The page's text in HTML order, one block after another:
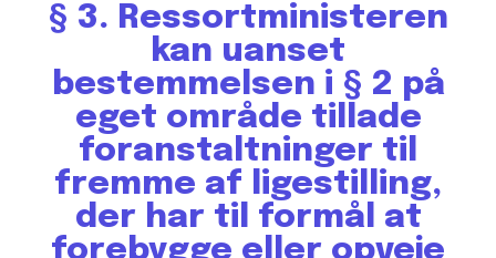
§ 3. Ressortministeren
kan uanset
bestemmelsen i § 2 på
eget område tillade
foranstaltninger til
fremme af ligestilling,
der har til formål at
forebygge eller opveje